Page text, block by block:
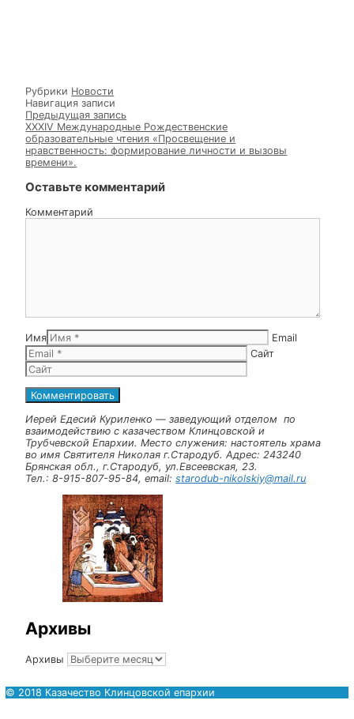
экономический уклад их жизни.
Обо всех этих скорбных событиях отец Едесий
рассказал пришедшим в храм кадетам
казачьего кадетского корпуса имени Героя
Союза А.И.Тарасенко, а также представителям
Стародубского казачьего Полка. Батюшка призвал
свято чтить память о погибших в те страшные годы
возрождения самобытной казачьей культуры,
Рубрики
Навигация записи
XXXIV Международные Рождественские
нравственность: формирование личности и вызовы
времени».
Оставьте комментарий
Комментарий